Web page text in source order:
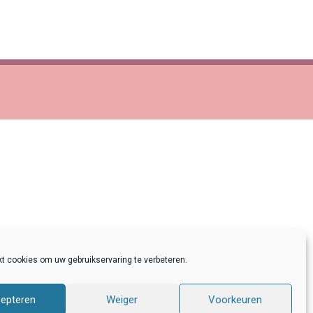
cookies om uw gebruikservaring te verbeteren.
Weiger Voorkeuren